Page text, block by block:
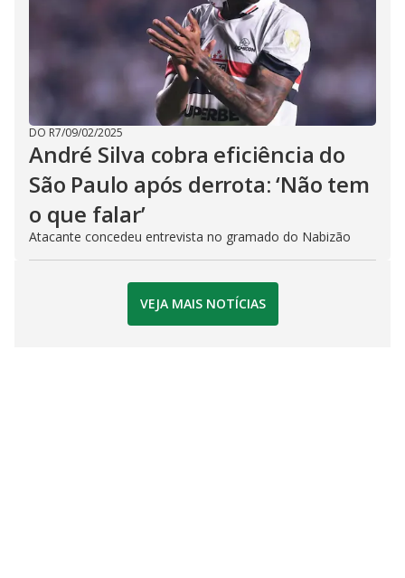
DO R7/09/02/2025
André Silva cobra eficiência do
São Paulo após derrota: ‘Não tem
o que falar’
Atacante concedeu entrevista no gramado do Nabizão
VEJA MAIS NOTÍCIAS